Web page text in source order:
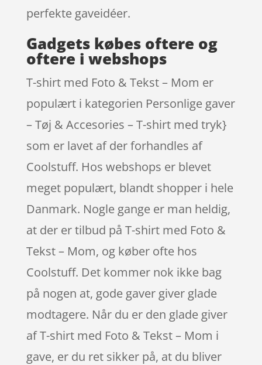
perfekte gaveidéer.
Gadgets købes oftere og
oftere i webshops
T-shirt med Foto & Tekst – Mom er
populært i kategorien Personlige gaver
– Tøj & Accesories – T-shirt med tryk}
som er lavet af der forhandles af
Coolstuff. Hos webshops er blevet
meget populært, blandt shopper i hele
Danmark. Nogle gange er man heldig,
at der er tilbud på T-shirt med Foto &
Tekst – Mom, og køber ofte hos
Coolstuff. Det kommer nok ikke bag
på nogen at, gode gaver giver glade
modtagere. Når du er den glade giver
af T-shirt med Foto & Tekst – Mom i
gave, er du ret sikker på, at du bliver